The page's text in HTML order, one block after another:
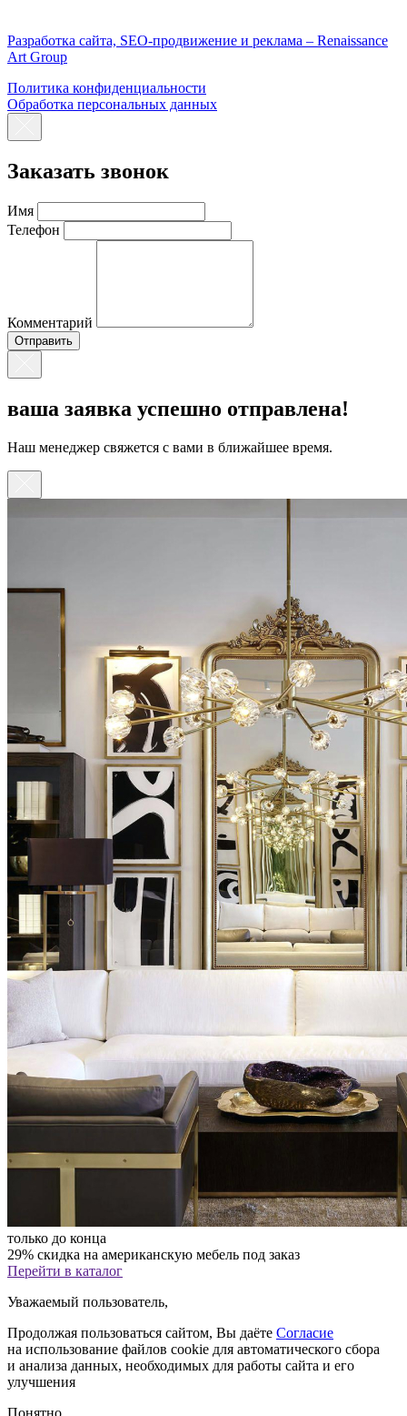
Разработка сайта, SEO-продвижение и реклама – Renaissance
Art Group
Политика конфиденциальности
Обработка персональных данных
Заказать звонок
Имя
Телефон
Комментарий
ваша заявка успешно отправлена!
Наш менеджер свяжется с вами в ближайшее время.
только до конца
29% скидка на американскую мебель под заказ
Перейти в каталог
Уважаемый пользователь,
Продолжая пользоваться сайтом, Вы даёте Согласие
на использование файлов cookie для автоматического сбора
и анализа данных, необходимых для работы сайта и его
улучшения
Понятно